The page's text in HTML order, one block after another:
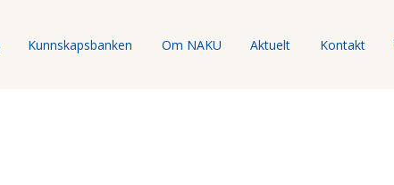
Kunnskapsbanken Om NAKU Aktuelt Kontakt